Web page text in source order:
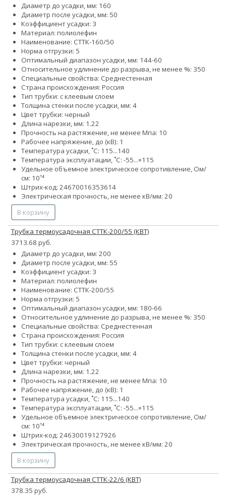
Диаметр до усадки, мм: 160
Диаметр после усадки, мм: 50
Коэффициент усадки: 3
Материал: полиолефин
Наименование: СТТК-160/50
Норма отгрузки: 5
Оптимальный диапазон усадки, мм: 144-60
Относительное удлинение до разрыва, не менее %: 350
Специальные свойства: Среднестенная
Страна происхождения: Россия
Тип трубки: с клеевым слоем
Толщина стенки после усадки, мм: 4
Цвет трубки: черный
Длина нарезки, мм: 1.22
Прочность на растяжение, не менее Мпа: 10
Рабочее напряжение, до (кВ): 1
Температура усадки, ˚С: 115...140
Температура эксплуатации, ˚С: -55...+115
Удельное объемное электрическое сопротивление, Ом/
см: 10¹⁴
Штрих-код: 24670016353614
Электрическая прочность, не менее кВ/мм: 20
В корзину
Трубка термоусадочная СТТК-200/55 (КВТ)
3713.68 руб.
Диаметр до усадки, мм: 200
Диаметр после усадки, мм: 55
Коэффициент усадки: 3
Материал: полиолефин
Наименование: СТТК-200/55
Норма отгрузки: 5
Оптимальный диапазон усадки, мм: 180-66
Относительное удлинение до разрыва, не менее %: 350
Специальные свойства: Среднестенная
Страна происхождения: Россия
Тип трубки: с клеевым слоем
Толщина стенки после усадки, мм: 4
Цвет трубки: черный
Длина нарезки, мм: 1.22
Прочность на растяжение, не менее Мпа: 10
Рабочее напряжение, до (кВ): 1
Температура усадки, ˚С: 115...140
Температура эксплуатации, ˚С: -55...+115
Удельное объемное электрическое сопротивление, Ом/
см: 10¹⁴
Штрих-код: 24630019127926
Электрическая прочность, не менее кВ/мм: 20
В корзину
Трубка термоусадочная СТТК-22/6 (КВТ)
378.35 руб.